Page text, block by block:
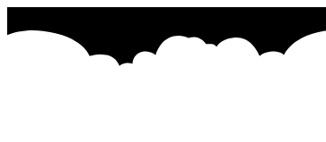
al